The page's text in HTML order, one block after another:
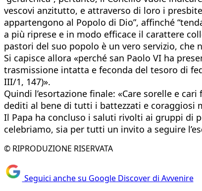
vescovi anzitutto, e attraverso di loro i
appartengono al Popolo di Dio”, affinché
a più riprese e in modo efficace il carattere
pastori del suo popolo è un vero servizio,
Si capisce allora «perché san Paolo VI ha
trasmissione intatta e feconda del tesoro di
III/1, 147)».
Quindi l’esortazione finale: «Care sorelle e
dediti al bene di tutti i battezzati e coraggiosi
Il Papa ha concluso i saluti rivolti ai gruppi di
celebriamo, sia per tutti un invito a seguire
© RIPRODUZIONE RISERVATA
Seguici anche su Google Discover di Avvenire